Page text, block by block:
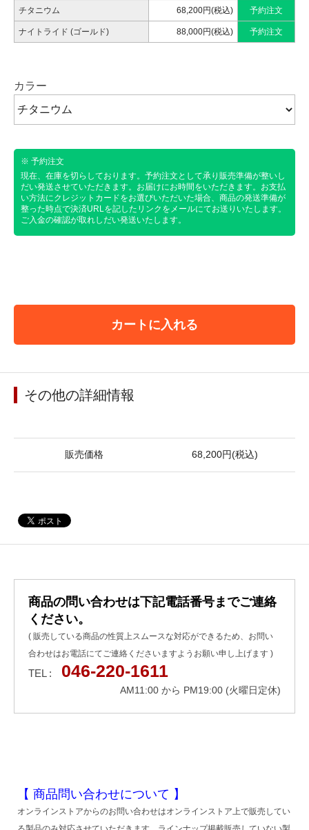
チタニウム 68,200円(税込) 予約注文
ナイトライド (ゴールド) 88,000円(税込) 予約注文
カラー
※ 予約注文
現在、在庫を切らしております。予約注文として承り販売準備が整いし
だい発送させていただきます。お届けにお時間をいただきます。お支払
い方法にクレジットカードをお選びいただいた場合、商品の発送準備が
整った時点で決済URLを記したリンクをメールにてお送りいたします。
ご入金の確認が取れしだい発送いたします。
カートに入れる
その他の詳細情報
販売価格 68,200円(税込)
商品の問い合わせは下記電話番号までご連絡
ください。
( 販売している商品の性質上スムースな対応ができるため、お問い
合わせはお電話にてご連絡くださいますようお願い申し上げます )
TEL : 046-220-1611
AM11:00 から PM19:00 (火曜日定休)
【 商品問い合わせについて 】
オンラインストアからのお問い合わせはオンラインストア上で販売してい